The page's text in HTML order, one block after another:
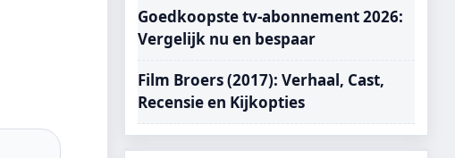
Goedkoopste tv-abonnement 2026:
Vergelijk nu en bespaar
Film Broers (2017): Verhaal, Cast,
Recensie en Kijkopties